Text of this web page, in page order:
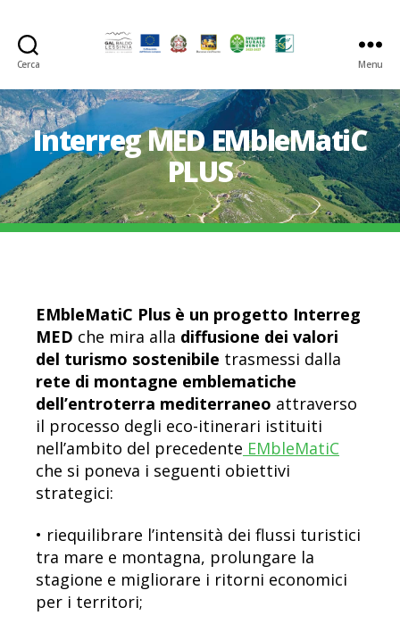
Cerca
Baldo-
Lessina
Menu
Interreg MED EMbleMatiC
PLUS
EMbleMatiC Plus è un progetto Interreg
MED che mira alla diffusione dei valori
del turismo sostenibile trasmessi dalla
rete di montagne emblematiche
dell’entroterra mediterraneo attraverso
il processo degli eco-itinerari istituiti
nell’ambito del precedente EMbleMatiC
che si poneva i seguenti obiettivi
strategici:
• riequilibrare l’intensità dei flussi turistici
tra mare e montagna, prolungare la
stagione e migliorare i ritorni economici
per i territori;